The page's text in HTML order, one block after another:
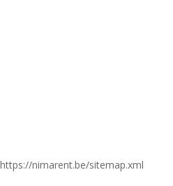
https://nimarent.be/sitemap.xml